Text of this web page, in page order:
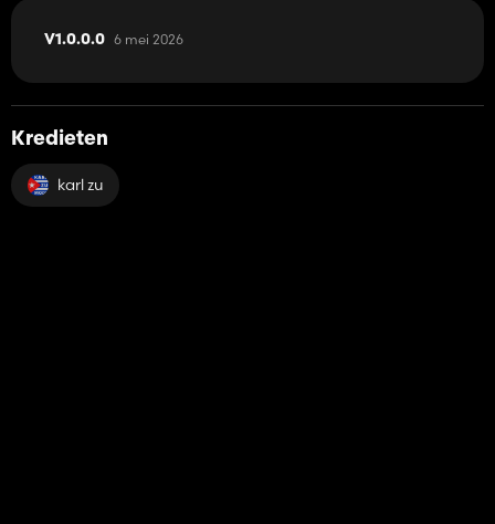
V1.0.0.0 6 mei 2026
Kredieten
karl zu